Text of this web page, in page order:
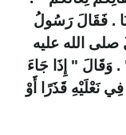
‏.‏ فَقَالَ رَسُولُ
صلى الله عليه
وَقَالَ ‏"‏ إِذَا جَاءَ
نَعْلَيْهِ قَذَرًا أَوْ